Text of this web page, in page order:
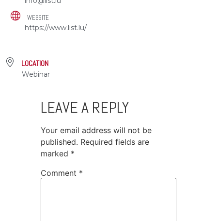
WEBSITE
https://www.list.lu/
LOCATION
Webinar
LEAVE A REPLY
Your email address will not be
published. Required fields are
marked *
Comment *